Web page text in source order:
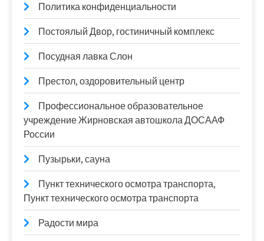
Политика конфиденциальности
Постоялый Двор, гостиничный комплекс
Посудная лавка Слон
Престол, оздоровительный центр
Профессиональное образовательное
учреждение Жирновская автошкола ДОСААФ
России
Пузырьки, сауна
Пункт технического осмотра транспорта,
Пункт технического осмотра транспорта
Радости мира